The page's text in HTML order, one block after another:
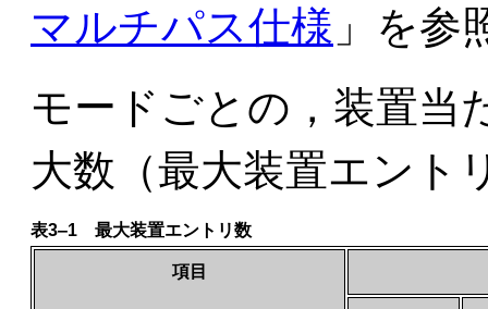
マルチパス仕様 」を参
モードごとの，装置当
大数（最大装置エント
表3‒1 最大装置エントリ数
項目